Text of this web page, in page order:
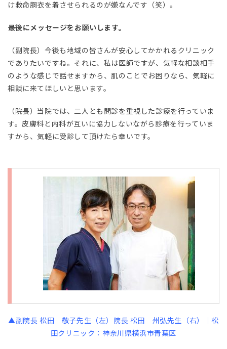
け救命胴衣を着させられるのが嫌なんです（笑）。
――最後にメッセージをお願いします。
（副院長）今後も地域の皆さんが安心してかかれるクリニック
でありたいですね。それに、私は医師ですが、気軽な相談相手
のような感じで話せますから、肌のことでお困りなら、気軽に
相談に来てほしいと思います。
（院長）当院では、二人とも問診を重視した診療を行っていま
す。皮膚科と内科が互いに協力しないながら診療を行っていま
すから、気軽に受診して頂けたら幸いです。
▲副院長 松田 敬子先生（左）院長 松田 州弘先生（右）｜松
田クリニック：神奈川県横浜市青葉区